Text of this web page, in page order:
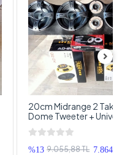
20cm Midrange 2
Dome Tweeter +
Pandizot - Hazır Ses
%13 9.055,88 TL